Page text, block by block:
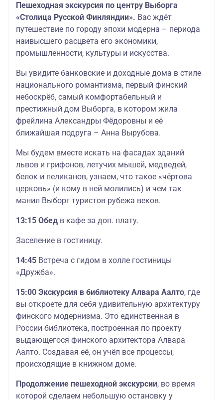
Пешеходная экскурсия по центру Выборга
«Столица Русской Финляндии». Вас ждёт
путешествие по городу эпохи модерна – периода
наивысшего расцвета его экономики,
промышленности, культуры и искусства.
Вы увидите банковские и доходные дома в стиле
национального романтизма, первый финский
небоскрёб, самый комфортабельный и
престижный дом Выборга, в котором жила
фрейлина Александры Фёдоровны и её
ближайшая подруга – Анна Вырубова.
Мы будем вместе искать на фасадах зданий
львов и грифонов, летучих мышей, медведей,
белок и пеликанов, узнаем, что такое «чёртова
церковь» (и кому в ней молились) и чем так
манил Выборг туристов рубежа веков.
13:15 Обед в кафе за доп. плату.
Заселение в гостиницу.
14:45 Встреча с гидом в холле гостиницы
«Дружба».
15:00 Экскурсия в библиотеку Алвара Аалто, где
вы откроете для себя удивительную архитектуру
финского модернизма. Это единственная в
России библиотека, построенная по проекту
выдающегося финского архитектора Алвара
Аалто. Создавая её, он учёл все процессы,
происходящие в книжном доме.
Продолжение пешеходной экскурсии, во время
которой сделаем небольшую остановку у